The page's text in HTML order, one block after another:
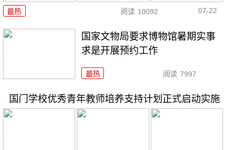
最热 阅读 10092 07-22
国家文物局要求博物馆暑期实事
求是开展预约工作
最热 阅读 7997
国门学校优秀青年教师培养支持计划正式启动实施